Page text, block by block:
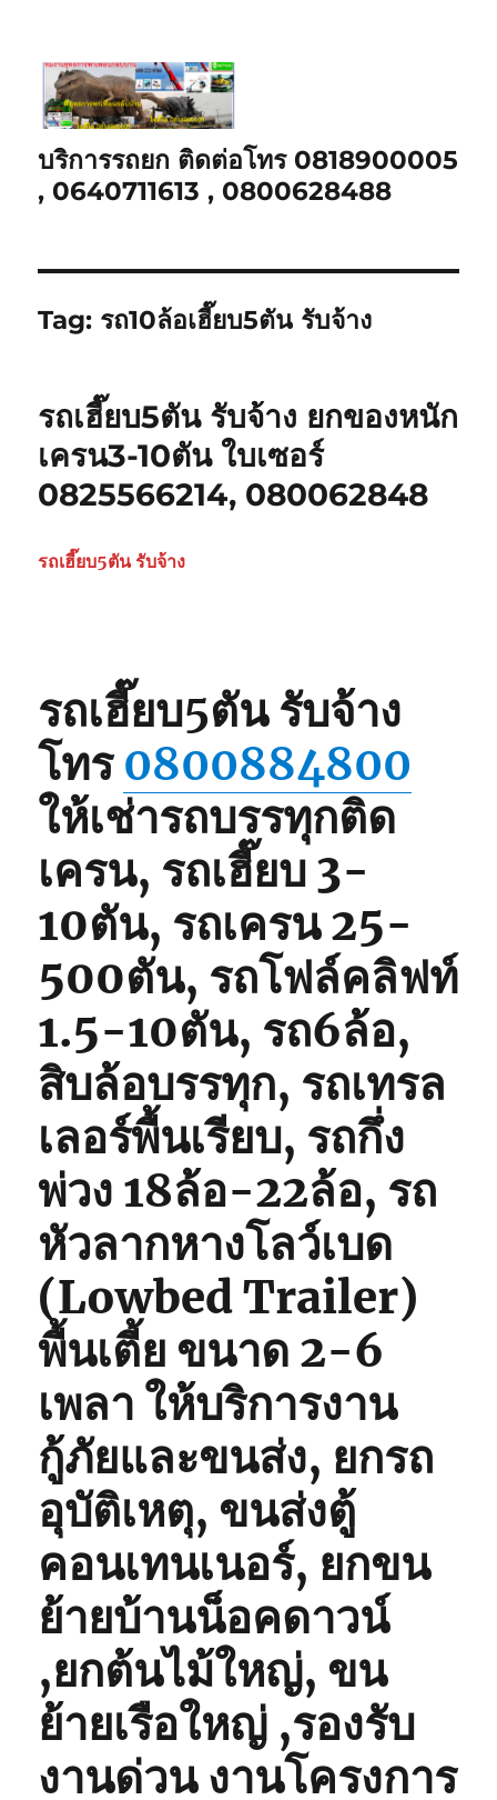
บริการรถยก ติดต่อโทร 0818900005
, 0640711613 , 0800628488
Tag: รถ10ล้อเฮี๊ยบ5ตัน รับจ้าง
รถเฮี๊ยบ5ตัน รับจ้าง ยกของหนัก
เครน3-10ตัน ใบเซอร์
0825566214, 080062848
รถเฮี๊ยบ5ตัน รับจ้าง
รถเฮี๊ยบ5ตัน รับจ้าง
โทร0800884800
ให้เช่ารถบรรทุกติด
เครน, รถเฮี๊ยบ 3-
10ตัน, รถเครน 25-
500ตัน, รถโฟล์คลิฟท์
1.5-10ตัน, รถ6ล้อ,
สิบล้อบรรทุก, รถเทรล
เลอร์พื้นเรียบ, รถกึ่ง
พ่วง 18ล้อ-22ล้อ, รถ
หัวลากหางโลว์เบด
(Lowbed Trailer)
พื้นเตี้ย ขนาด 2-6
เพลา ให้บริการงาน
กู้ภัยและขนส่ง, ยกรถ
อุบัติเหตุ, ขนส่งตู้
คอนเทนเนอร์, ยกขน
ย้ายบ้านน็อคดาวน์
,ยกต้นไม้ใหญ่, ขน
ย้ายเรือใหญ่ ,รองรับ
งานด่วน งานโครงการ